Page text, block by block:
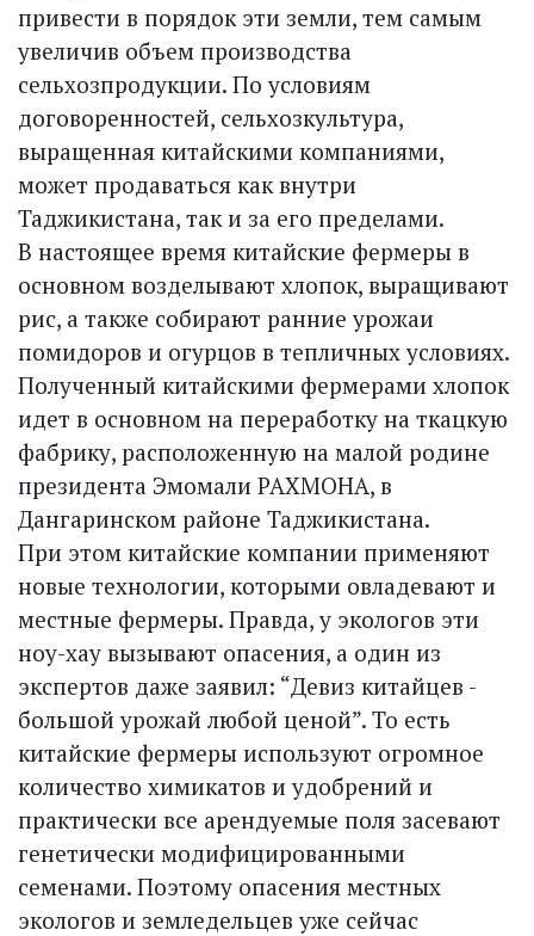
привести в порядок эти земли, тем самым
увеличив объем производства
сельхозпродукции. По условиям
договоренностей, сельхозкультура,
выращенная китайскими компаниями,
может продаваться как внутри
Таджикистана, так и за его пределами.
В настоящее время китайские фермеры в
основном возделывают хлопок, выращивают
рис, а также собирают ранние урожаи
помидоров и огурцов в тепличных условиях.
Полученный китайскими фермерами хлопок
идет в основном на переработку на ткацкую
фабрику, расположенную на малой родине
президента Эмомали РАХМОНА, в
Дангаринском районе Таджикистана.
При этом китайские компании применяют
новые технологии, которыми овладевают и
местные фермеры. Правда, у экологов эти
ноу-хау вызывают опасения, а один из
экспертов даже заявил: “Девиз китайцев -
большой урожай любой ценой”. То есть
китайские фермеры используют огромное
количество химикатов и удобрений и
практически все арендуемые поля засевают
генетически модифицированными
семенами. Поэтому опасения местных
экологов и земледельцев уже сейчас